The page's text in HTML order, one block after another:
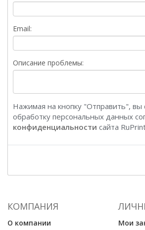
Email:
Описание проблемы:
Нажимая на кнопку "Отправить", вы
обработку персональных данных
конфиденциальности сайта
КОМПАНИЯ
О компании
Мои